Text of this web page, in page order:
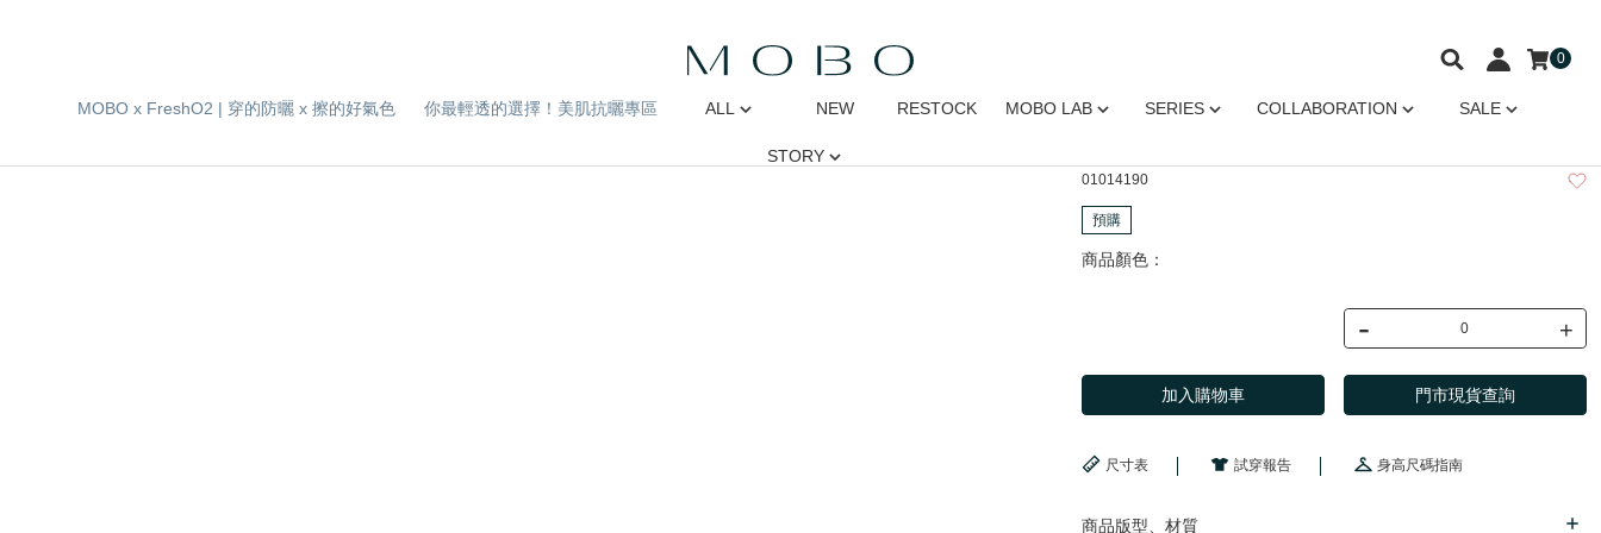
MOBO x FreshO2 | 穿的防曬 x 擦的好氣色 你最輕透的選擇！美肌抗曬專區 ALL NEW RESTOCK MOBO LAB SERIES COLLABORATION SALE
STORY
0
01014190
預購
商品顏色：
- +
加入購物車 門市現貨查詢
尺寸表 試穿報告 身高尺碼指南
商品版型、材質